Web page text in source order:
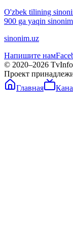
O'zbek tilining
900 ga yaqin
sinonim.uz
Напишите нам
© 2020–2026
Проект
Главная